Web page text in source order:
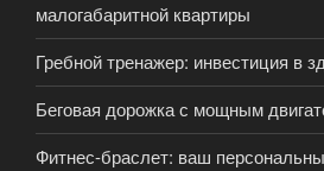
малогабаритной квартиры
Гребной тренажер: инвестиция в
Беговая дорожка с мощным
Фитнес-браслет: ваш